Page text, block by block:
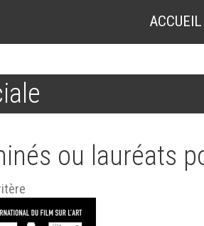
ACCUEIL
ou lauréats